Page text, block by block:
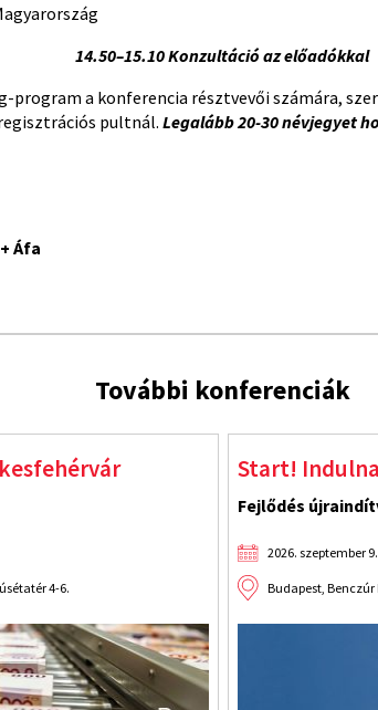
14.50­­–15.10 Konzultáció az előadókkal
program a konferencia résztvevői számára,
pultnál. Legalább 20-30 névjegyet
Áfa
További konferenciák
az EU-pályázatok!
Hotel VI. Benczúr utca 35